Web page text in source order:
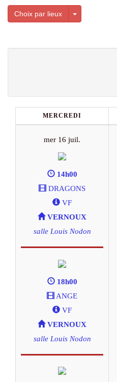
Choix par lieux Toggle
MERCREDI
mer 16 juil.
14h00
DRAGONS
VF
VERNOUX
salle Louis Nodon
18h00
ANGE
VF
VERNOUX
salle Louis Nodon